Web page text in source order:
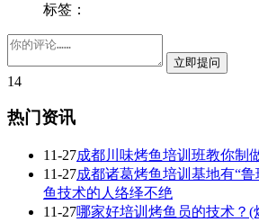
标签：
14
热门资讯
11-27成都川味烤鱼培训班教你制
11-27成都诸葛烤鱼培训基地有“
鱼技术的人络绎不绝
11-27哪家好培训烤鱼员的技术？